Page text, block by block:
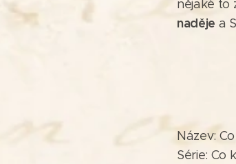
nějaké to
naděje a
Název:
Série: Co